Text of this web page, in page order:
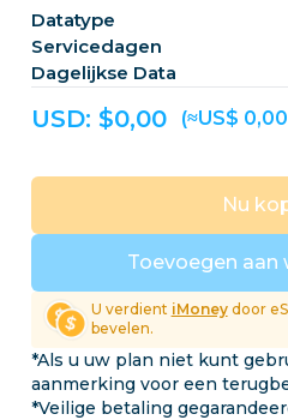
Datatype
Servicedagen
Dagelijkse Data
USD: $0,00 (≈US$
Toevoegen aan
Nu
U verdient iMoneydoor
bevelen.
*Als u uw plan niet kunt
aanmerking voor een
*Veilige betaling